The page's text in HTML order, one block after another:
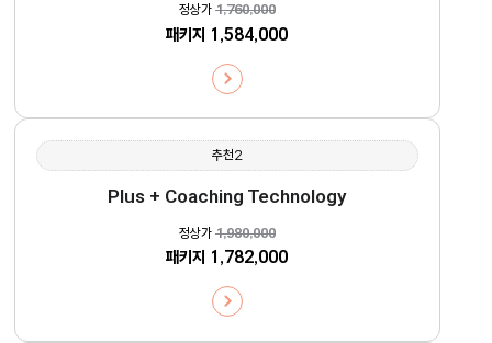
정상가 1,760,000
패키지 1,584,000
추천2
Plus + Coaching Technology
정상가 1,980,000
패키지 1,782,000